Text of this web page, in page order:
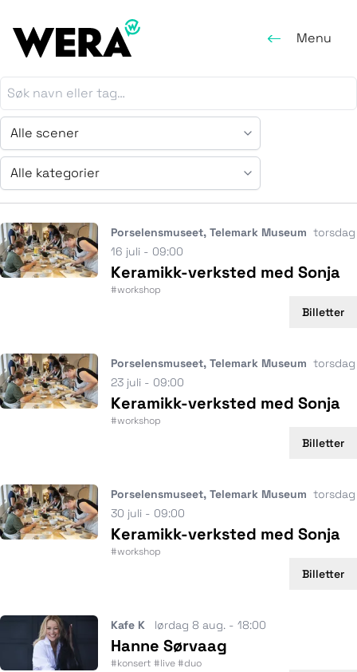
Menu
Alle kategorier
Porselensmuseet, Telemark Museum torsdag
16 juli - 09:00
Keramikk-verksted med Sonja
#workshop
Billetter
Porselensmuseet, Telemark Museum torsdag
23 juli - 09:00
Keramikk-verksted med Sonja
#workshop
Billetter
Porselensmuseet, Telemark Museum torsdag
30 juli - 09:00
Keramikk-verksted med Sonja
#workshop
Billetter
Kafe K lørdag 8 aug. - 18:00
Hanne Sørvaag
#konsert #live #duo